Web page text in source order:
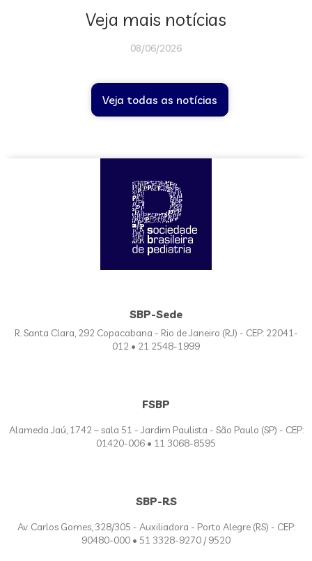
Veja mais notícias
08/06/2026
Veja todas as notícias
SBP-Sede
R. Santa Clara, 292 Copacabana - Rio de Janeiro (RJ) - CEP: 22041-
012 • 21 2548-1999
FSBP
Alameda Jaú, 1742 – sala 51 - Jardim Paulista - São Paulo (SP) - CEP:
01420-006 • 11 3068-8595
SBP-RS
Av. Carlos Gomes, 328/305 - Auxiliadora - Porto Alegre (RS) - CEP:
90480-000 • 51 3328-9270 / 9520